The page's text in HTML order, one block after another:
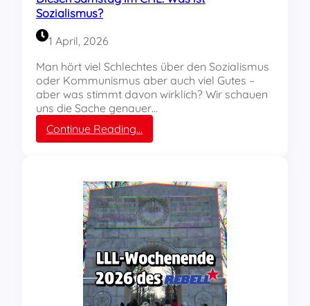
e
g
e
n
e
i
e
r
i
e
g
?
Sozialismus?
1 April, 2026
Man hört viel Schlechtes über den Sozialismus
oder Kommunismus aber auch viel Gutes –
aber was stimmt davon wirklich? Wir schauen
uns die Sache genauer…
Continue Reading…
D
s
e
n
S
a
m
s
t
a